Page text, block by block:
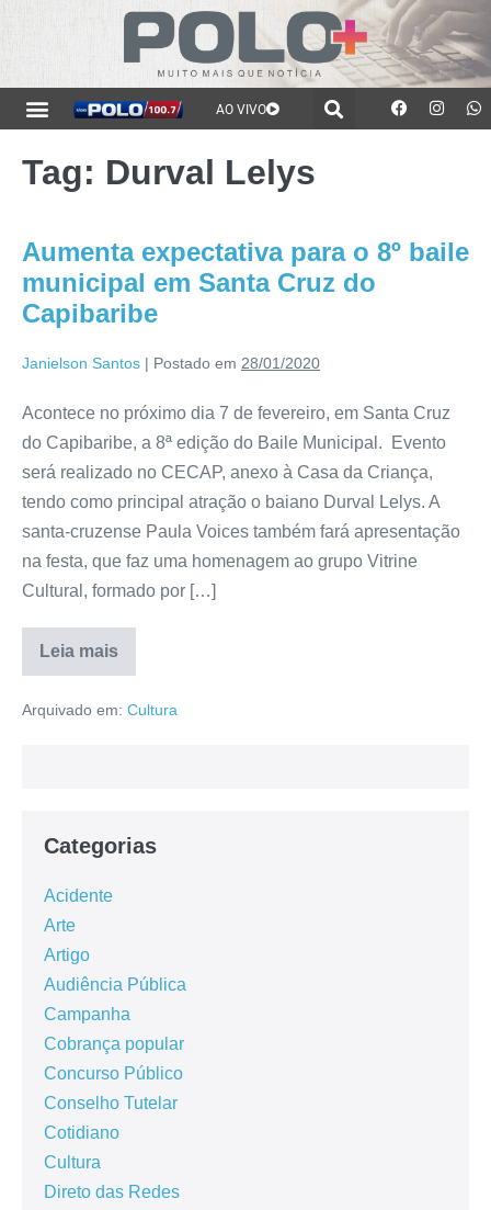
AO VIVO
Tag: Durval Lelys
Aumenta expectativa para o 8º baile
municipal em Santa Cruz do
Capibaribe
Janielson Santos | Postado em 28/01/2020
Acontece no próximo dia 7 de fevereiro, em Santa Cruz
do Capibaribe, a 8ª edição do Baile Municipal. Evento
será realizado no CECAP, anexo à Casa da Criança,
tendo como principal atração o baiano Durval Lelys. A
santa-cruzense Paula Voices também fará apresentação
na festa, que faz uma homenagem ao grupo Vitrine
Cultural, formado por […]
Leia mais
Arquivado em: Cultura
Categorias
Acidente
Arte
Artigo
Audiência Pública
Campanha
Cobrança popular
Concurso Público
Conselho Tutelar
Cotidiano
Cultura
Direto das Redes